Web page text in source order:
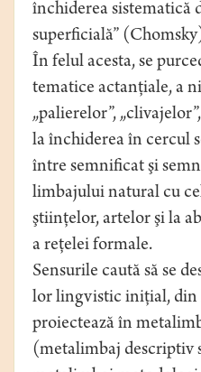
închiderea sistematică
superficială”
În felul acesta, se
tematice actanţiale, a
„palierelor”,
la închiderea în cercul
între semnificat şi
limbajului natural cu
ştiinţelor, artelor şi la
a reţelei formale.
Sensurile caută să se
lor lingvistic iniţial, din
proiectează în
(metalimbaj descriptiv